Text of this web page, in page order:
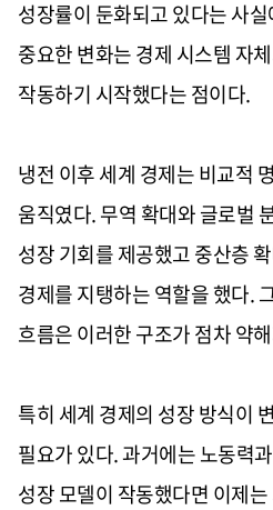
성장률이 둔화되고 있다는 사
중요한 변화는 경제 시스템 자
작동하기 시작했다는 점이다.
냉전 이후 세계 경제는 비교적
움직였다. 무역 확대와 글로벌
성장 기회를 제공했고 중산층
경제를 지탱하는 역할을 했다.
흐름은 이러한 구조가 점차 약
특히 세계 경제의 성장 방식이
필요가 있다. 과거에는 노동력
성장 모델이 작동했다면 이제